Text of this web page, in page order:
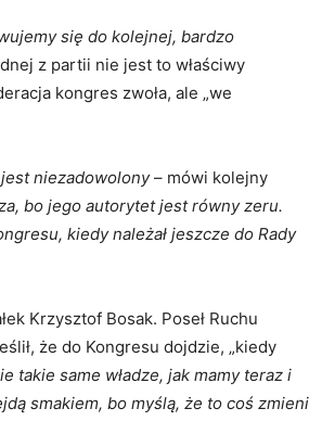
się do kolejnej, bardzo
z partii nie jest to właściwy
kongres zwoła, ale „we
jest niezadowolony– mówi kolejny
bo jego autorytet jest równy zeru.
kiedy należał jeszcze do Rady
Krzysztof Bosak. Poseł Ruchu
że do Kongresu dojdzie, „kiedy
takie same władze, jak mamy teraz i
smakiem, bo myślą, że to coś zmieni